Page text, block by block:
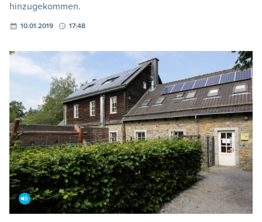
hinzugekommen.
10.01.2019 17:48